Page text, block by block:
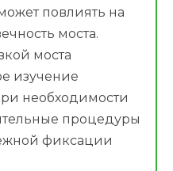
повлиять на
моста.
моста
изучение
необходимости
процедуры
фиксации